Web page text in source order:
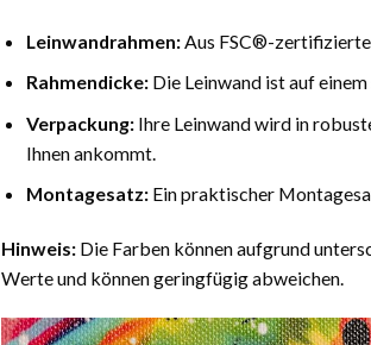
Leinwandrahmen:Aus FSC®-
Rahmendicke:Die Leinwand ist auf
Verpackung:Ihre Leinwand wird in
Ihnen ankommt.
Montagesatz:Ein praktischer
Hinweis: Die Farben können aufgrund
Werte und können geringfügig abweichen.